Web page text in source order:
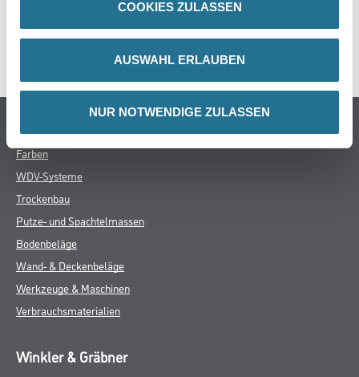
COOKIES ZULASSEN
AUSWAHL ERLAUBEN
NUR NOTWENDIGE ZULASSEN
SPEZIFIKATIONEN
Farben
WDV-Systeme
Trockenbau
Putze- und Spachtelmassen
Bodenbeläge
Wand- & Deckenbeläge
Werkzeuge & Maschinen
Verbrauchsmaterialien
Winkler & Gräbner